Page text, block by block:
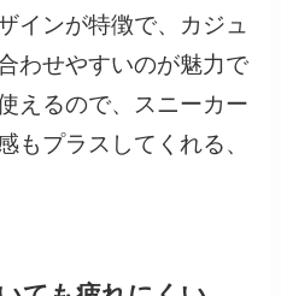
インが特徴で、カジュ
わせやすいのが魅力で
えるので、スニーカー
もプラスしてくれる、